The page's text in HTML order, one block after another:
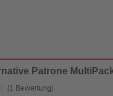
Patrone
(1 Bewertung)